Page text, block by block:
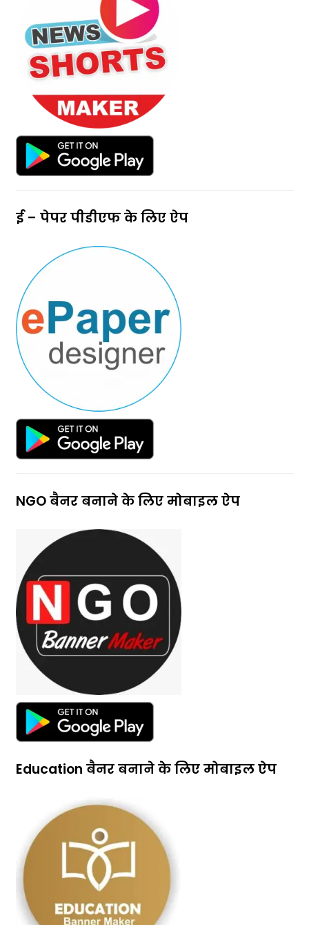
ई – पेपर पीडीएफ के लिए ऐप
NGO बैनर बनाने के लिए मोबाइल ऐप
Education बैनर बनाने के लिए मोबाइल ऐप